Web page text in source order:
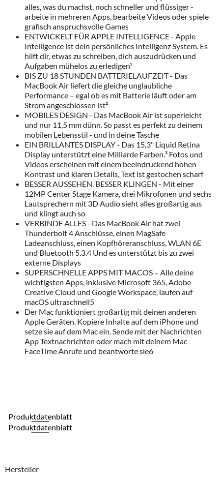
alles, was du machst, noch schneller und flüssiger -
arbeite in mehreren Apps, bearbeite Videos oder spiele
grafisch anspruchsvolle Games
ENTWICKELT FÜR APPLE INTELLIGENCE - Apple
Intelligence ist dein persönliches Intelligenz System. Es
hilft dir, etwas zu schreiben, dich auszudrücken und
Aufgaben mühelos zu erledigen¹
BIS ZU 18 STUNDEN BATTERIELAUFZEIT - Das
MacBook Air liefert die gleiche unglaubliche
Performance – egal ob es mit Batterie läuft oder am
Strom angeschlossen ist²
MOBILES DESIGN - Das MacBook Air ist superleicht
und nur 11,5 mm dünn. So passt es perfekt zu deinem
mobilen Lebensstil - und in deine Tasche
EIN BRILLANTES DISPLAY - Das 15,3" Liquid Retina
Display unterstützt eine Milliarde Farben.³ Fotos und
Videos erscheinen mit einem beeindruckend hohen
Kontrast und klaren Details, Text ist gestochen scharf
BESSER AUSSEHEN. BESSER KLINGEN - Mit einer
12MP Center Stage Kamera, drei Mikrofonen und sechs
Lautsprechern mit 3D Audio sieht alles großartig aus
und klingt auch so
VERBINDE ALLES - Das MacBook Air hat zwei
Thunderbolt 4 Anschlüsse, einen MagSafe
Ladeanschluss, einen Kopfhöreranschluss, WLAN 6E
und Bluetooth 5.3.4 Und es unterstützt bis zu zwei
externe Displays
SUPERSCHNELLE APPS MIT MACOS – Alle deine
wichtigsten Apps, inklusive Microsoft 365, Adobe
Creative Cloud und Google Workspace, laufen auf
macOS ultraschnell5
Der Mac funktioniert großartig mit deinen anderen
Apple Geräten. Kopiere Inhalte auf dem iPhone und
setze sie auf dem Mac ein. Sende mit der Nachrichten
App Textnachrichten oder mach mit deinem Mac
FaceTime Anrufe und beantworte sie6
Produktdatenblatt
Produktdatenblatt
Hersteller